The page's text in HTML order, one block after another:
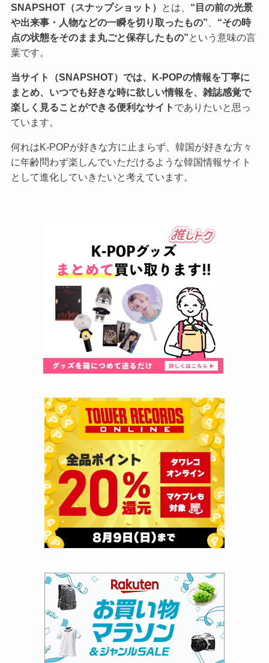
SNAPSHOT（スナップショット） とは、 “目の前の光景
や出来事・人物などの一瞬を切り取ったもの”
“その時
点の状態をそのまま丸ごと保存したもの” という意味の言
葉です。
当サイト（SNAPSHOT）では、K-POPの情報を丁寧に
まとめ、いつでも好きな時に欲しい情報を、雑誌感覚で
楽しく見ることができる便利なサイト でありたいと思っ
ています。
何れはK-POPが好きな方に止まらず、韓国が好きな方々
に年齢問わず楽しんでいただけるような韓国情報サイト
として進化していきたいと考えています。